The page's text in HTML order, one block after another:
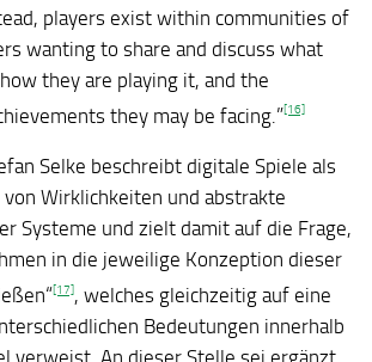
players exist within communities of
wanting to share and discuss what
they are playing it, and the
they may be facing.”[16]
Selke beschreibt digitale Spiele als
Wirklichkeiten und abstrakte
Systeme und zielt damit auf die Frage,
in die jeweilige Konzeption dieser
[17], welches gleichzeitig auf eine
Bedeutungen innerhalb
verweist. An dieser Stelle sei ergänzt,